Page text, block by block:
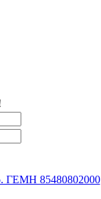
ΓΕΜΗ 85480802000